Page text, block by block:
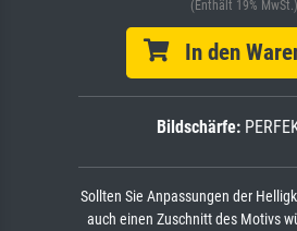
(Enthält 19% MwSt.)
In den
Bildschärfe:
Sollten Sie Anpassungen der
auch einen Zuschnitt des Motivs